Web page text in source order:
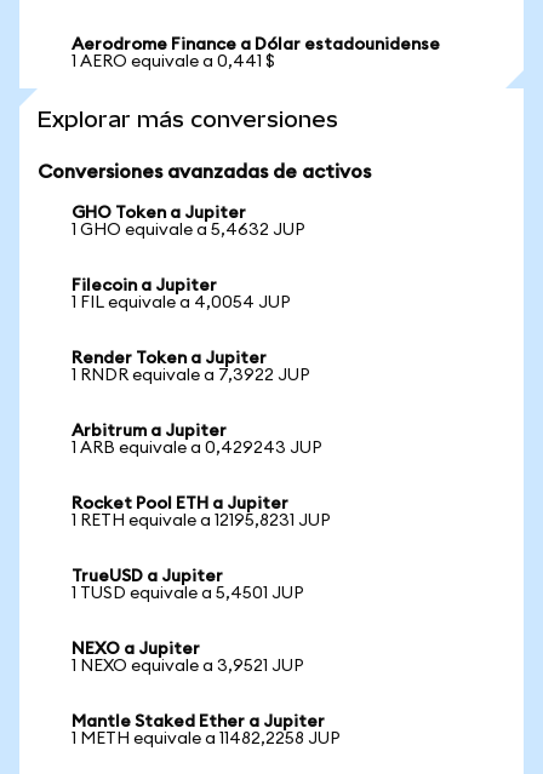
Aerodrome Finance a Dólar estadounidense
1 AERO equivale a 0,441 $
Explorar más conversiones
Conversiones avanzadas de activos
GHO Token a Jupiter
1 GHO equivale a 5,4632 JUP
Filecoin a Jupiter
1 FIL equivale a 4,0054 JUP
Render Token a Jupiter
1 RNDR equivale a 7,3922 JUP
Arbitrum a Jupiter
1 ARB equivale a 0,429243 JUP
Rocket Pool ETH a Jupiter
1 RETH equivale a 12195,8231 JUP
TrueUSD a Jupiter
1 TUSD equivale a 5,4501 JUP
NEXO a Jupiter
1 NEXO equivale a 3,9521 JUP
Mantle Staked Ether a Jupiter
1 METH equivale a 11482,2258 JUP